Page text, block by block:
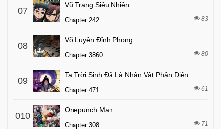
07
Vũ Trang Siêu Nhiên
Chapter 242 83
08
Võ Luyện Đỉnh Phong
Chapter 3860 80
09
Ta Trời Sinh Đã Là Nhân Vật Phản Diện
Chapter 471 61
010
Onepunch Man
Chapter 308 71